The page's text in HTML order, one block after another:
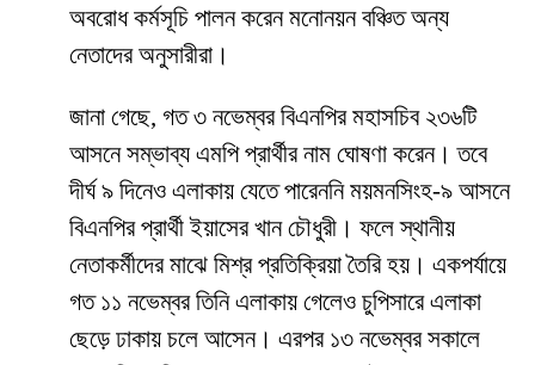
অবরোধ কর্মসূচি পালন করেন মনোনয়ন বঞ্চিত অন্য
নেতাদের অনুসারীরা।
জানা গেছে, গত ৩ নভেম্বর বিএনপির মহাসচিব ২৩৬টি
আসনে সম্ভাব্য এমপি প্রার্থীর নাম ঘোষণা করেন। তবে
দীর্ঘ ৯ দিনেও এলাকায় যেতে পারেননি ময়মনসিংহ-৯ আসনে
বিএনপির প্রার্থী ইয়াসের খান চৌধুরী। ফলে স্থানীয়
নেতাকর্মীদের মাঝে মিশ্র প্রতিক্রিয়া তৈরি হয়। একপর্যায়ে
গত ১১ নভেম্বর তিনি এলাকায় গেলেও চুপিসারে এলাকা
ছেড়ে ঢাকায় চলে আসেন। এরপর ১৩ নভেম্বর সকালে